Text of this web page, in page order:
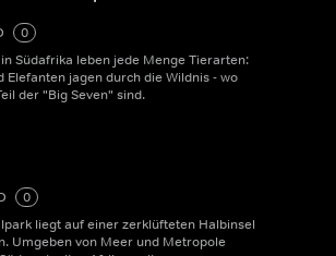
0
Südafrika leben jede Menge Tierarten:
Elefanten jagen durch die Wildnis - wo
der "Big Seven" sind.
0
liegt auf einer zerklüfteten Halbinsel
Umgeben von Meer und Metropole